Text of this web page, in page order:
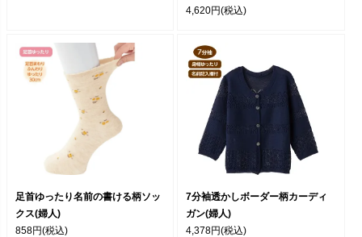
4,620円(税込)
足首ゆったり名前の書ける柄ソッ
クス(婦人)
858円(税込)
7分袖透かしボーダー柄カーディ
ガン(婦人)
4,378円(税込)